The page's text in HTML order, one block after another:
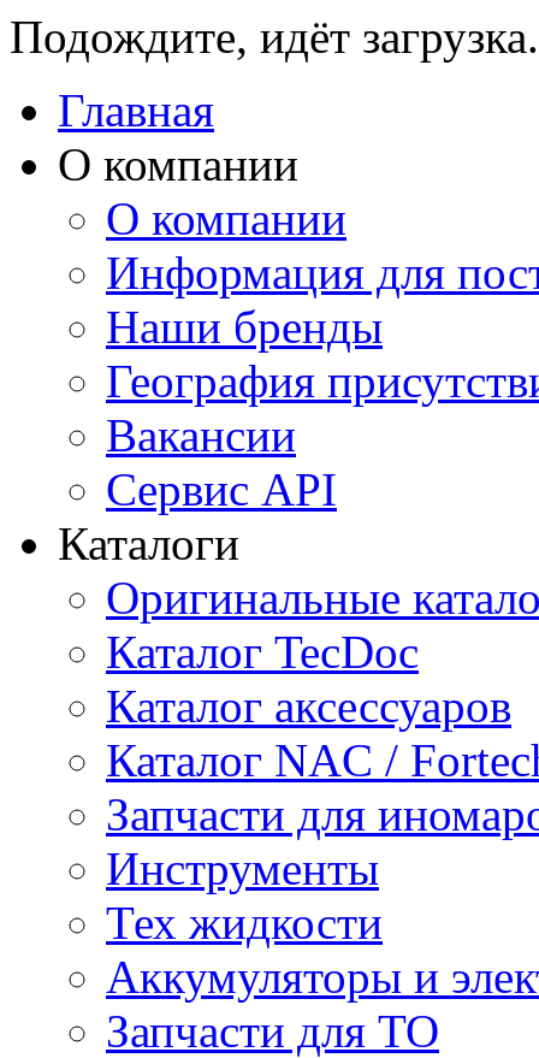
Подождите, идёт
Главная
О компании
О компании
Информация для
Наши бренды
География
Вакансии
Сервис API
Каталоги
Оригинальные
Каталог TecDoc
Каталог аксессуаров
Каталог NAC /
Запчасти для
Инструменты
Тех жидкости
Аккумуляторы и
Запчасти для ТО